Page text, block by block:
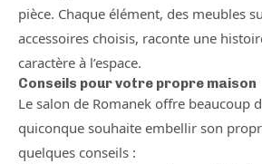
pièce. Chaque élément, des meubles
accessoires choisis, raconte une
caractère à l’espace.
Conseils pour votre propre maison
Le salon de Romanek offre beaucoup
quiconque souhaite embellir son
quelques conseils :